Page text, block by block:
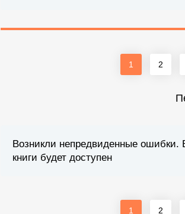
1 2
Возникли непредвиденные ошибки.
книги будет доступен
1 2